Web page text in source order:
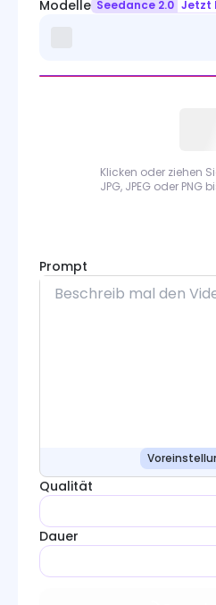
Modelle Seedance 2.0 Jetzt
Klicken oder ziehen
JPG, JPEG oder PNG
Prompt
Qualität
Dauer